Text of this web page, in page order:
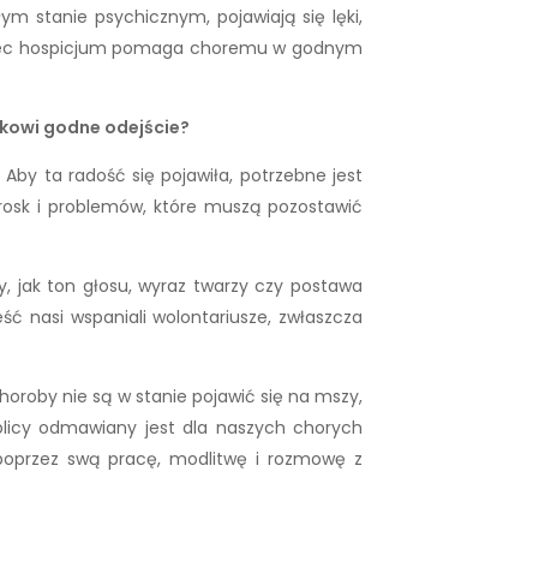
stanie psychicznym, pojawiają się lęki,
hospicjum pomaga choremu w godnym
godne odejście?
ta radość się pojawiła, potrzebne jest
i problemów, które muszą pozostawić
jak ton głosu, wyraz twarzy czy postawa
nasi wspaniali wolontariusze, zwłaszcza
nie są w stanie pojawić się na mszy,
odmawiany jest dla naszych chorych
swą pracę, modlitwę i rozmowę z